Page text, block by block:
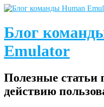
Блог
Emulator
Полезные статьи
действию